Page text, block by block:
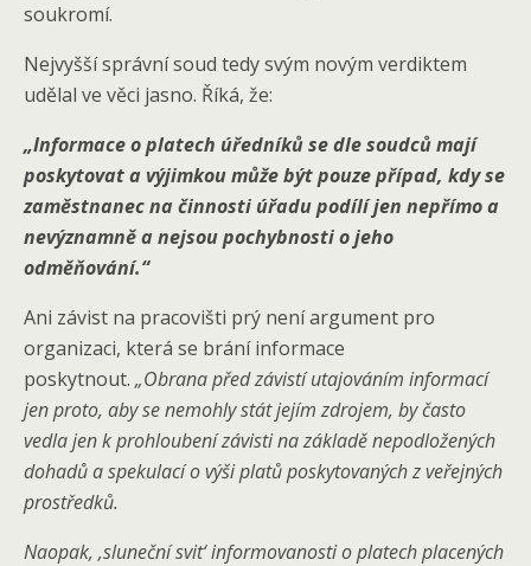
soukromí.
Nejvyšší správní soud tedy svým novým verdiktem
udělal ve věci jasno. Říká, že:
„Informace o platech úředníků se dle soudců mají
poskytovat a výjimkou může být pouze případ, kdy se
zaměstnanec na činnosti úřadu podílí jen nepřímo a
nevýznamně a nejsou pochybnosti o jeho
odměňování.“
Ani závist na pracovišti prý není argument pro
organizaci, která se brání informace
poskytnout. „Obrana před závistí utajováním informací
jen proto, aby se nemohly stát jejím zdrojem, by často
vedla jen k prohloubení závisti na základě nepodložených
dohadů a spekulací o výši platů poskytovaných z veřejných
prostředků.
Naopak, ‚sluneční svit‘ informovanosti o platech placených